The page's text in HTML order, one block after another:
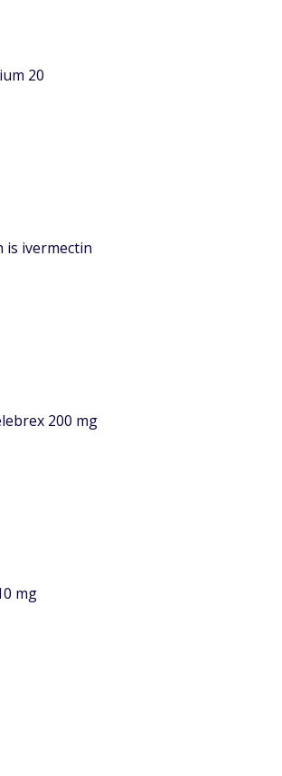
20
is ivermectin
200 mg
mg